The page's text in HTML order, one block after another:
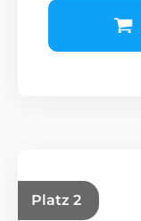
Platz 2